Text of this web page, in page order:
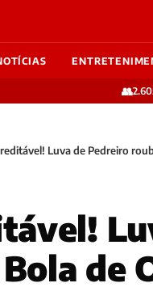
👥
Luva de Pedreiro
de